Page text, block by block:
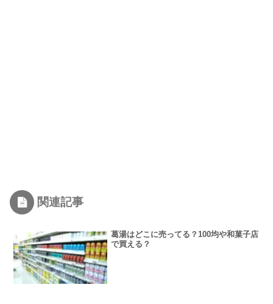
関連記事
葛湯はどこに売ってる？100均や和菓子店
で買える？